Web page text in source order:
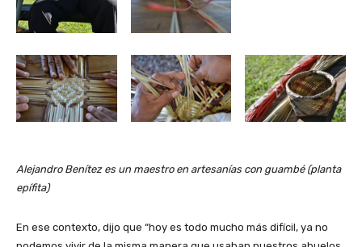
Alejandro Benítez es un maestro en artesanías con guambé (planta
epífita)
En ese contexto, dijo que “hoy es todo mucho más difícil, ya no